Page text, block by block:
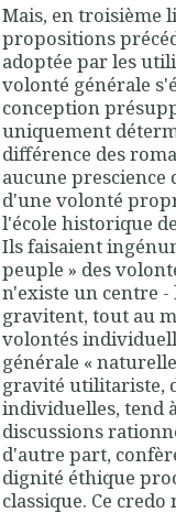
Mais, en troisième
propositions
adoptée par les
volonté générale
conception
uniquement
différence des
aucune prescience
d'une volonté
l'école histori­que
Ils faisaient
peuple » des
n'existe un centre
gravitent, tout au
volontés
générale «
gravité utilitariste,
individuelles, tend
discussions
d'autre part,
dignité éthique
classique. Ce credo